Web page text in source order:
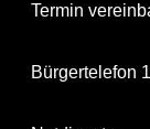
Termin
Bürgertelefon